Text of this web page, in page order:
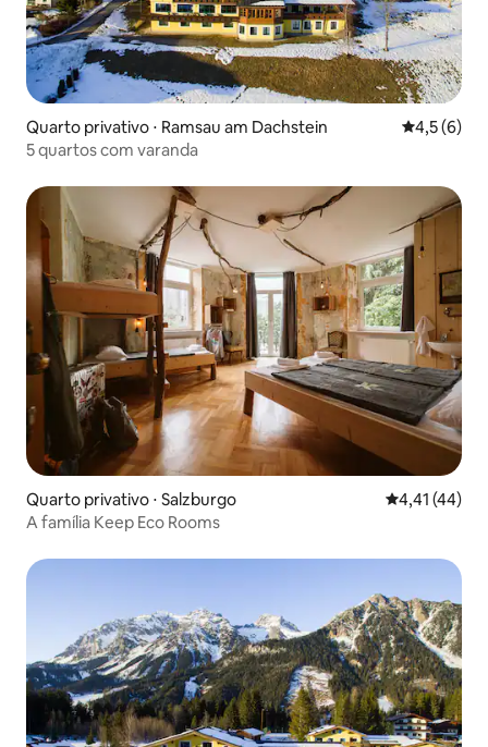
Quarto privativo ⋅ Ramsau am Dachstein 4,5 de
4,5 (6)
5 quartos com varanda
Quarto privativo ⋅ Salzburgo 4,41 de uma
4,41 (44)
A família Keep Eco Rooms